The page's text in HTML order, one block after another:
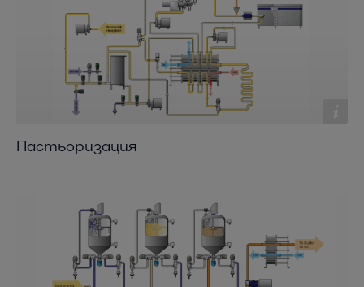
Пастьоризация